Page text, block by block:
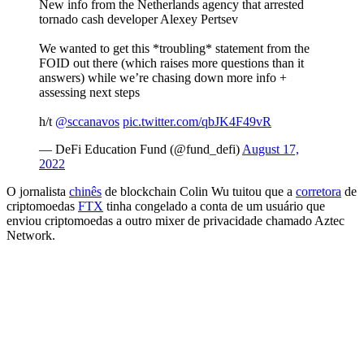
New info from the Netherlands agency that arrested
tornado cash developer Alexey Pertsev
We wanted to get this *troubling* statement from the
FOID out there (which raises more questions than it
answers) while we’re chasing down more info +
assessing next steps
h/t @sccanavos pic.twitter.com/qbJK4F49vR
— DeFi Education Fund (@fund_defi) August 17,
2022
O jornalista chinês de blockchain Colin Wu tuitou que a corretora de
criptomoedas FTX tinha congelado a conta de um usuário que
enviou criptomoedas a outro mixer de privacidade chamado Aztec
Network.